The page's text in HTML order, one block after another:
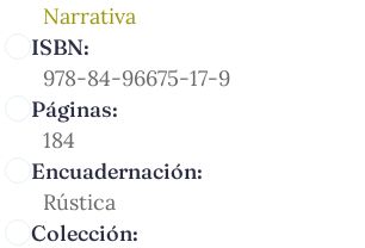
Narrativa
ISBN:
978-84-96675-17-9
Páginas:
184
Encuadernación:
Rústica
Colección: